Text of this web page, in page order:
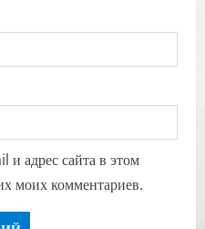
адрес сайта в этом
моих комментариев.